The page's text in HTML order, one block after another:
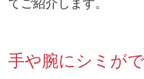
手や腕にシミが